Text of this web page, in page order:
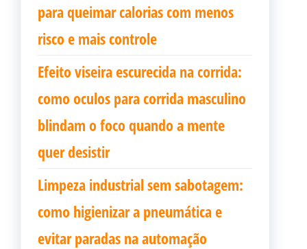
para queimar calorias com menos
risco e mais controle
Efeito viseira escurecida na corrida:
como oculos para corrida masculino
blindam o foco quando a mente
quer desistir
Limpeza industrial sem sabotagem:
como higienizar a pneumática e
evitar paradas na automação